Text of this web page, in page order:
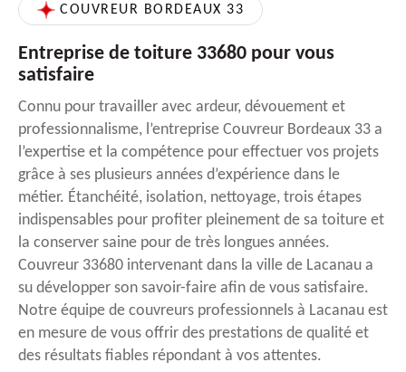
COUVREUR BORDEAUX 33
Entreprise de toiture 33680 pour vous
satisfaire
Connu pour travailler avec ardeur, dévouement et
professionnalisme, l’entreprise Couvreur Bordeaux 33 a
l’expertise et la compétence pour effectuer vos projets
grâce à ses plusieurs années d’expérience dans le
métier. Étanchéité, isolation, nettoyage, trois étapes
indispensables pour profiter pleinement de sa toiture et
la conserver saine pour de très longues années.
Couvreur 33680 intervenant dans la ville de Lacanau a
su développer son savoir-faire afin de vous satisfaire.
Notre équipe de couvreurs professionnels à Lacanau est
en mesure de vous offrir des prestations de qualité et
des résultats fiables répondant à vos attentes.